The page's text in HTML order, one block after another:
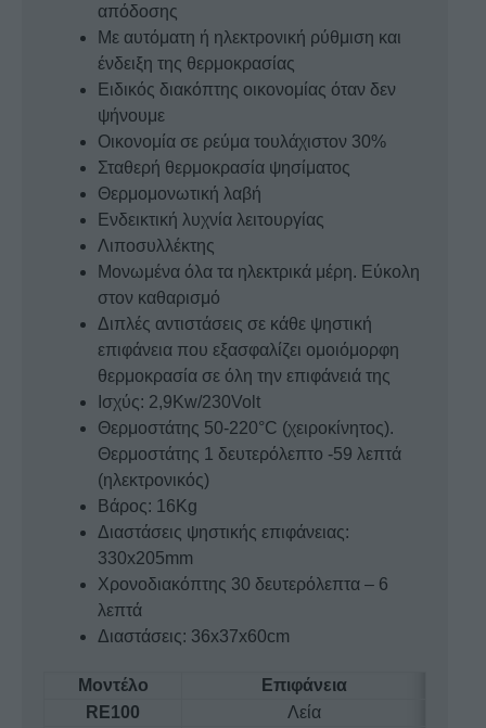
απόδοσης
Με αυτόματη ή ηλεκτρονική ρύθμιση και
ένδειξη της θερμοκρασίας
Ειδικός διακόπτης οικονομίας όταν δεν
ψήνουμε
Οικονομία σε ρεύμα τουλάχιστον 30%
Σταθερή θερμοκρασία ψησίματος
Θερμομονωτική λαβή
Ενδεικτική λυχνία λειτουργίας
Λιποσυλλέκτης
Μονωμένα όλα τα ηλεκτρικά μέρη. Εύκολη
στον καθαρισμό
Διπλές αντιστάσεις σε κάθε ψηστική
επιφάνεια που εξασφαλίζει ομοιόμορφη
θερμοκρασία σε όλη την επιφάνειά της
Ισχύς: 2,9Kw/230Volt
Θερμοστάτης 50-220°C (χειροκίνητος).
Θερμοστάτης 1 δευτερόλεπτο -59 λεπτά
(ηλεκτρονικός)
Βάρος: 16Kg
Διαστάσεις ψηστικής επιφάνειας:
330x205mm
Χρονοδιακόπτης 30 δευτερόλεπτα – 6
λεπτά
Διαστάσεις: 36x37x60cm
Μοντέλο
Επιφάνεια
RE100
Λεία